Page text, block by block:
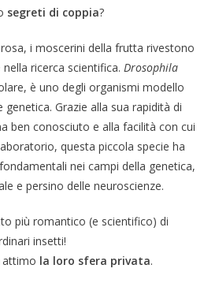
segreti di coppia?
i moscerini della frutta rivestono
ricerca scientifica. Drosophila
è uno degli organismi modello
Grazie alla sua rapidità di
ben conosciuto e alla facilità con cui
questa piccola specie ha
nei campi della genetica,
e persino delle neuroscienze.
più romantico (e scientifico) di
insetti!
attimo la loro sfera privata.